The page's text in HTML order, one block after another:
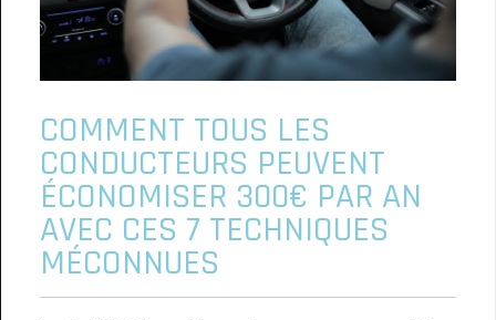
COMMENT TOUS LES
CONDUCTEURS PEUVENT
ÉCONOMISER 300€ PAR AN
AVEC CES 7 TECHNIQUES
MÉCONNUES